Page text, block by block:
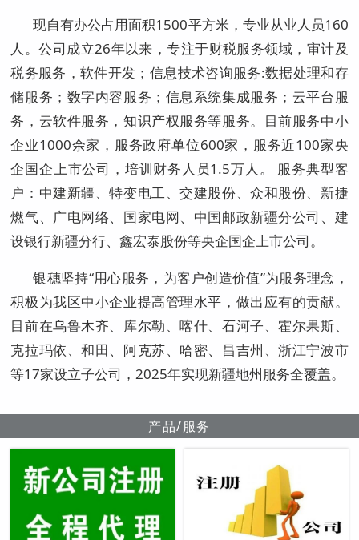
现自有办公占用面积1500平方米，专业从业人员160
人。公司成立26年以来，专注于财税服务领域，审计及
税务服务，软件开发；信息技术咨询服务:数据处理和存
储服务；数字内容服务；信息系统集成服务；云平台服
务，云软件服务，知识产权服务等服务。目前服务中小
企业1000余家，服务政府单位600家，服务近100家央
企国企上市公司，培训财务人员1.5万人。 服务典型客
户：中建新疆、特变电工、交建股份、众和股份、新捷
燃气、广电网络、国家电网、中国邮政新疆分公司、建
设银行新疆分行、鑫宏泰股份等央企国企上市公司。
银穗坚持“用心服务，为客户创造价值”为服务理念，
积极为我区中小企业提高管理水平，做出应有的贡献。
目前在乌鲁木齐、库尔勒、喀什、石河子、霍尔果斯、
克拉玛依、和田、阿克苏、哈密、昌吉州、浙江宁波市
等17家设立子公司，2025年实现新疆地州服务全覆盖。
产品/服务